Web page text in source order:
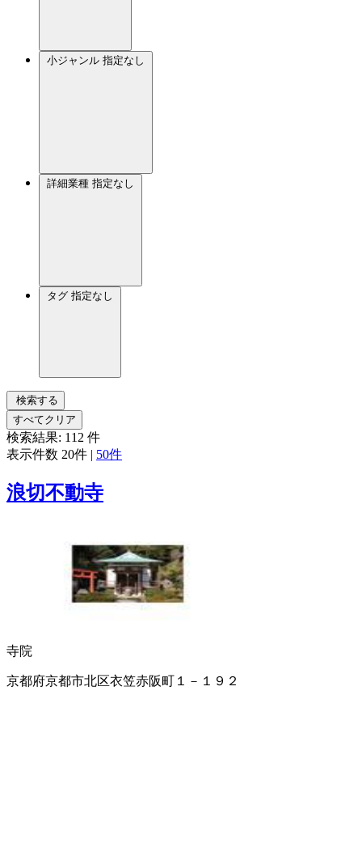
小ジャンル 指定なし
詳細業種 指定なし
タグ 指定なし
検索する
すべてクリア
検索結果: 112 件
表示件数 20件 | 50件
浪切不動寺
寺院
京都府京都市北区衣笠赤阪町１－１９２